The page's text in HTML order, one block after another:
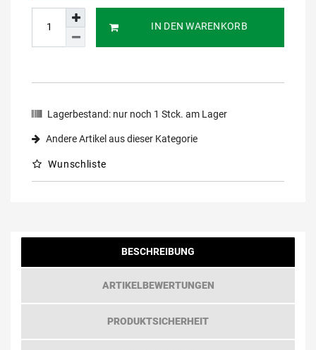
IN DEN WARENKORB
Lagerbestand: nur noch 1 Stck. am Lager
Andere Artikel aus dieser Kategorie
Wunschliste
BESCHREIBUNG
ARTIKELBEWERTUNGEN
PRODUKTSICHERHEIT